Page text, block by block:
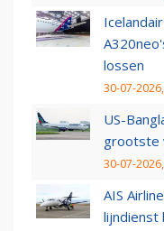
lossen
30-07-
US-
grootste
30-07-
AIS
lijndienst